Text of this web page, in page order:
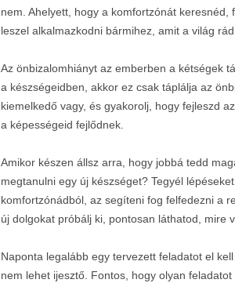
nem. Ahelyett, hogy a komfortzónát
leszel alkalmazkodni bármihez, amit a világ
Az önbizalomhiányt az emberben a kétségek
a készségeidben, akkor ez csak táplálja az
kiemelkedő vagy, és gyakorolj, hogy fejleszd
a képességeid fejlődnek.
Amikor készen állsz arra, hogy jobbá tedd
megtanulni egy új készséget? Tegyél
komfortzónádból, az segíteni fog felfedezni a
új dolgokat próbálj ki, pontosan láthatod, mire
Naponta legalább egy tervezett feladatot el
nem lehet ijesztő. Fontos, hogy olyan